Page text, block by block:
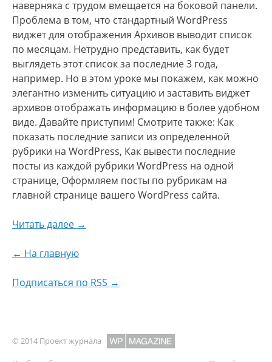
наверняка с трудом вмещается на боковой панели.
Проблема в том, что стандартный WordPress
виджет для отображения Архивов выводит список
по месяцам. Нетрудно представить, как будет
выглядеть этот список за последние 3 года,
например. Но в этом уроке мы покажем, как можно
элегантно изменить ситуацию и заставить виджет
архивов отображать информацию в более удобном
виде. Давайте приступим! Смотрите также: Как
показать последние записи из определенной
рубрики на WordPress, Как вывести последние
посты из каждой рубрики WordPress на одной
странице, Оформляем посты по рубрикам на
главной странице вашего WordPress сайта.
Читать далее →
← На главную
Подписаться по RSS →
© 2014 Проект журнала